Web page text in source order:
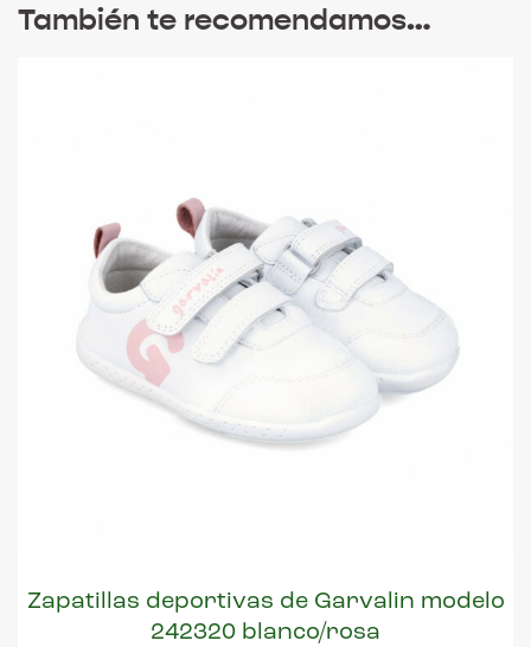
También te recomendamos…
Zapatillas deportivas de Garvalin modelo
242320 blanco/rosa